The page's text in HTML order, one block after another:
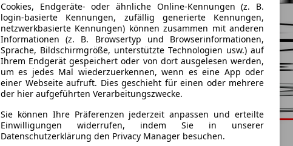
Cookies, Endgeräte- oder ähnliche Online-Kennungen (z. B.
login-basierte Kennungen, zufällig generierte Kennungen,
netzwerkbasierte Kennungen) können zusammen mit anderen
Informationen (z. B. Browsertyp und Browserinformationen,
Sprache, Bildschirmgröße, unterstützte Technologien usw.) auf
Ihrem Endgerät gespeichert oder von dort ausgelesen werden,
um es jedes Mal wiederzuerkennen, wenn es eine App oder
einer Webseite aufruft. Dies geschieht für einen oder mehrere
der hier aufgeführten Verarbeitungszwecke.
Sie können Ihre Präferenzen jederzeit anpassen und erteilte
Einwilligungen widerrufen, indem Sie in unserer
Datenschutzerklärung den Privacy Manager besuchen.